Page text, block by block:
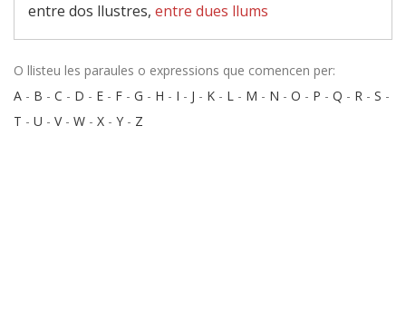
entre dos llustres, entre dues llums
O llisteu les paraules o expressions que comencen per:
A - B - C - D - E - F - G - H - I - J - K - L - M - N - O - P - Q - R - S -
T - U - V- W - X - Y - Z